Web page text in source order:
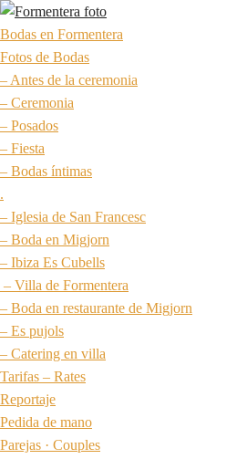
Bodas en Formentera
Fotos de Bodas
– Antes de la ceremonia
– Ceremonia
– Posados
– Fiesta
– Bodas íntimas
.
– Iglesia de San Francesc
– Boda en Migjorn
– Ibiza Es Cubells
– Villa de Formentera
– Boda en restaurante de Migjorn
– Es pujols
– Catering en villa
Tarifas – Rates
Reportaje
Pedida de mano
Parejas · Couples